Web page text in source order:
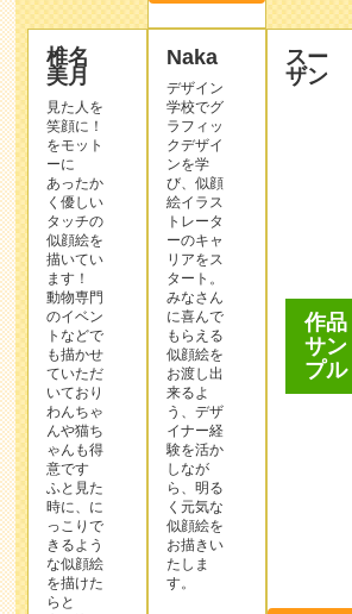
美月
見た人を
笑顔に！
をモット
ーに
あったか
く優しい
タッチの
似顔絵を
描いてい
ます！
動物専門
のイベン
トなどで
も描かせ
ていただ
いており
わんちゃ
んや猫ち
ゃんも得
意です
ふと見た
時に、に
っこりで
きるよう
な似顔絵
を描けた
らと
心を込め
てお描き
しており
デザイン
学校でグ
クデザイ
ンを学
び、似顔
絵イラス
トレータ
ーのキャ
リアをス
タート。
みなさん
に喜んで
もらえる
似顔絵を
お渡し出
来るよ
う、デザ
イナー経
験を活か
しなが
ら、明る
く元気な
似顔絵を
お描きい
たしま
す。
ザン